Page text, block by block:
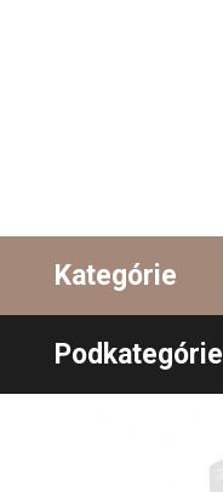
Kategórie
Podkategórie